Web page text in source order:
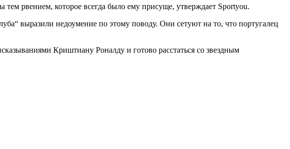
тем рвением, которое всегда было ему присуще, утверждает Sportyou.
выразили недоумение по этому поводу. Они сетуют на то, что португалец
Криштиану Роналду и готово расстаться со звездным